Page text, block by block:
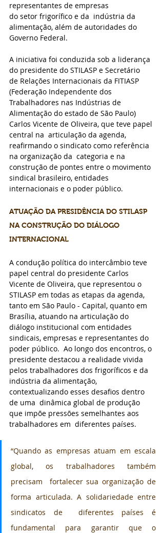
representantes de empresas
do setor frigorífico e da  indústria da
alimentação, além de autoridades do
Governo Federal.
A iniciativa foi conduzida sob a liderança
do presidente do STILASP e Secretário
de Relações Internacionais da FITIASP
(Federação Independente dos
Trabalhadores nas Indústrias de
Alimentação do estado de São Paulo)
Carlos Vicente de Oliveira, que teve papel
central na  articulação da agenda,
reafirmando o sindicato como referência
na organização da  categoria e na
construção de pontes entre o movimento
sindical brasileiro, entidades
internacionais e o poder público.
ATUAÇÃO DA PRESIDÊNCIA DO STILASP
NA CONSTRUÇÃO DO DIÁLOGO
INTERNACIONAL
A condução política do intercâmbio teve
papel central do presidente Carlos
Vicente de Oliveira, que representou o
STILASP em todas as etapas da agenda,
tanto em São Paulo - Capital, quanto em
Brasília, atuando na articulação do
diálogo institucional com entidades
sindicais, empresas e representantes do
poder público.  Ao longo dos encontros, o
presidente destacou a realidade vivida
pelos trabalhadores dos frigoríficos e da
indústria da alimentação,
contextualizando esses desafios dentro
de uma  dinâmica global de produção
que impõe pressões semelhantes aos
trabalhadores em  diferentes países.
“Quando as empresas atuam em escala
global, os trabalhadores também
precisam  fortalecer sua organização de
forma articulada. A solidariedade entre
sindicatos de  diferentes países é
fundamental para garantir que o